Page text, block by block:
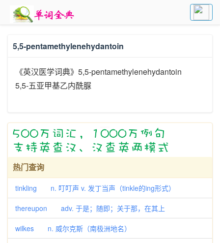
5,5-pentamethylenehydantoin
《英汉医学词典》5,5-pentamethylenehydantoin
5,5-五亚甲基乙内酰脲
热门查询
tinkling n. 叮叮声 v. 发丁当声（tinkle的ing形式）
thereupon adv. 于是；随即；关于那，在其上
wilkes n. 威尔克斯（南极洲地名）